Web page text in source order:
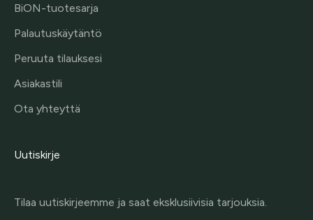
BiON-tuotesarja
Palautuskäytäntö
Peruuta tilauksesi
Asiakastili
Ota yhteyttä
Uutiskirje
Tilaa uutiskirjeemme ja saat eksklusiivisia tarjouksia.